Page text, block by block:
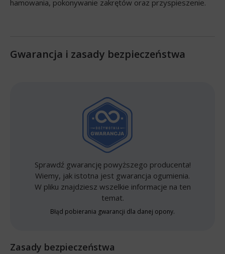
hamowania, pokonywanie zakrętów oraz przyspieszenie.
Gwarancja i zasady bezpieczeństwa
Sprawdź gwarancję powyższego producenta!
Wiemy, jak istotna jest gwarancja ogumienia.
W pliku znajdziesz wszelkie informacje na ten
temat.
Błąd pobierania gwarancji dla danej opony.
Zasady bezpieczeństwa